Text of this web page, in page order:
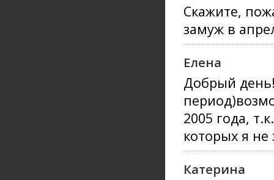
Скажите,
замуж в
Елена
Добрый
2005 года,
которых я
Катерина